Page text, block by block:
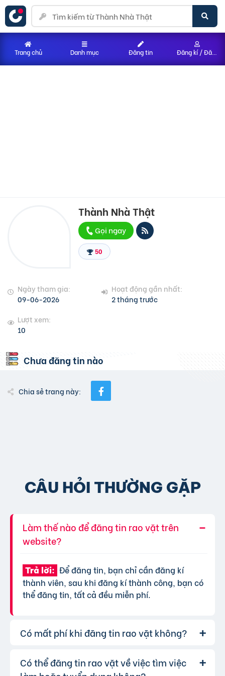
50
Thành Nhà Thật
Gọi ngay
Ngày tham gia:
09-06-2026
Hoạt động gần nhất:
2 tháng trước
Lượt xem:
10
Chưa đăng tin nào
Chia sẻ trang này:
CÂU HỎI THƯỜNG GẶP
Làm thế nào để đăng tin rao vặt trên
website?
Trả lời: Để đăng tin, bạn chỉ cần đăng kí
thành viên, sau khi đăng kí thành công, bạn có
thể đăng tin, tất cả đều miễn phí.
Có mất phí khi đăng tin rao vặt không?
Trả lời: Chúng tôi cung cấp gói đăng tin miễn
Có thể đăng tin rao vặt về việc tìm việc
Trang chủ Danh mục Đăng tin